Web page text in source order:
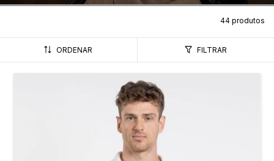
44 produtos
ORDENAR FILTRAR